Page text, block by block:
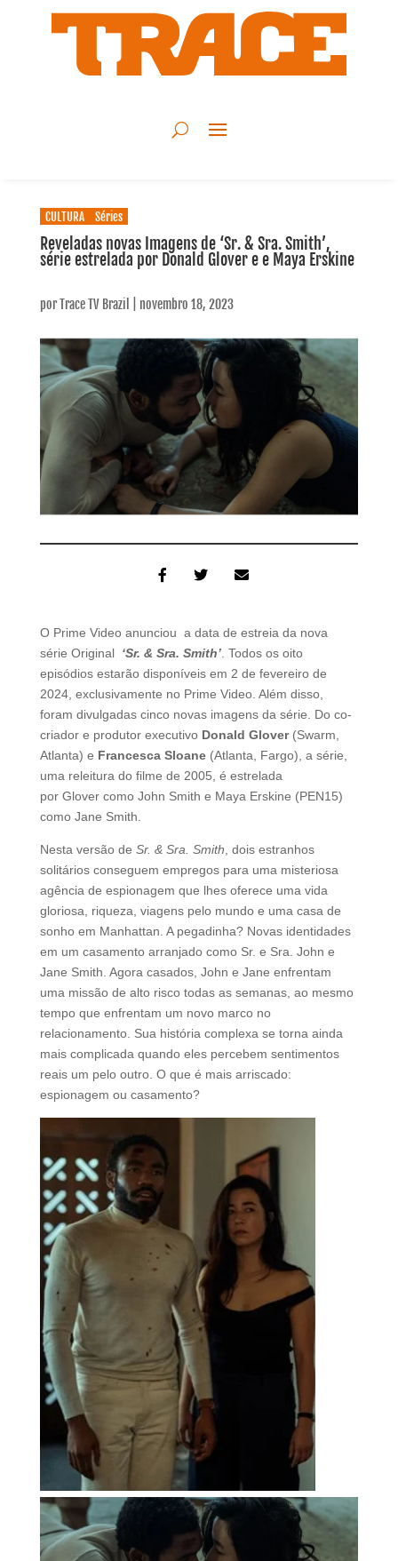
CULTURA Séries
Reveladas novas Imagens de ‘Sr. & Sra. Smith’,
série estrelada por Donald Glover e e Maya Erskine
porTrace TV Brazil novembro 18, 2023
O Prime Video anunciou a data de estreia da nova
série Original ‘Sr. & Sra. Smith’. Todos os oito
episódios estarão disponíveis em 2 de fevereiro de
2024, exclusivamente no Prime Video. Além disso,
foram divulgadas cinco novas imagens da série. Do co-
criador e produtor executivo Donald Glover(Swarm,
Atlanta) e Francesca Sloane(Atlanta, Fargo), a série,
uma releitura do filme de 2005, é estrelada
por Glovercomo John Smith e Maya Erskine (PEN15)
como Jane Smith.
Nesta versão de Sr. & Sra. Smith , dois estranhos
solitários conseguem empregos para uma misteriosa
agência de espionagem que lhes oferece uma vida
gloriosa, riqueza, viagens pelo mundo e uma casa de
sonho em Manhattan. A pegadinha? Novas identidades
em um casamento arranjado como Sr. e Sra. John e
Jane Smith. Agora casados, John e Jane enfrentam
uma missão de alto risco todas as semanas, ao mesmo
tempo que enfrentam um novo marco no
relacionamento. Sua história complexa se torna ainda
mais complicada quando eles percebem sentimentos
reais um pelo outro. O que é mais arriscado:
espionagem ou casamento?